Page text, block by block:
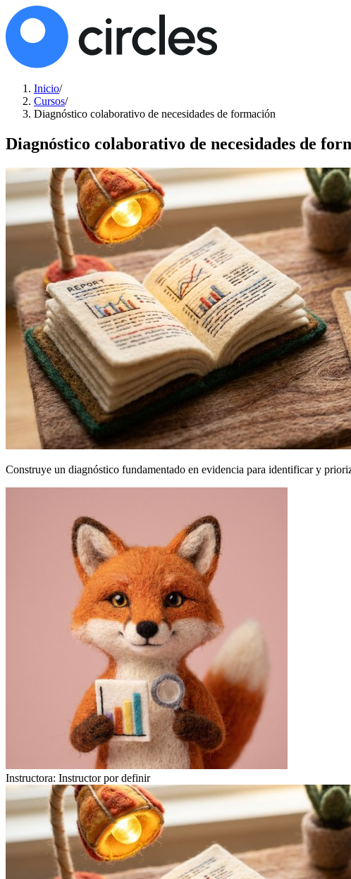
Inicio/
Cursos/
Diagnóstico colaborativo de necesidades de formación
Diagnóstico colaborativo de necesidades de
Construye un diagnóstico fundamentado en evidencia para identificar y
Instructora: Instructor por definir